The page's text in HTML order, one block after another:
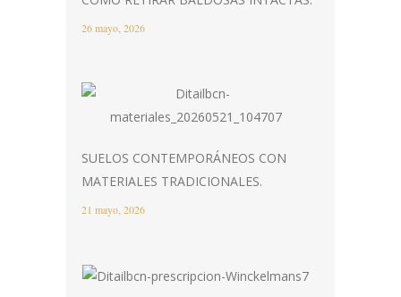
26 mayo, 2026
SUELOS CONTEMPORÁNEOS CON
MATERIALES TRADICIONALES.
21 mayo, 2026